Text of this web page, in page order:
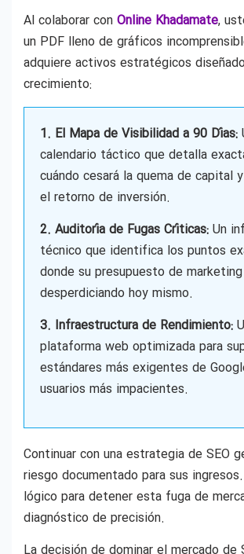
Al colaborar con Online Khadamate,
un PDF lleno de gráficos
adquiere activos estratégicos
crecimiento:
1. El Mapa de Visibilidad a 90 Días:
calendario táctico que detalla
cuándo cesará la quema de capital
el retorno de inversión.
2. Auditoría de Fugas Críticas: Un
técnico que identifica los puntos
donde su presupuesto de
desperdiciando hoy mismo.
3. Infraestructura de Rendimiento:
plataforma web optimizada para
estándares más exigentes de
usuarios más impacientes.
Continuar con una estrategia de SEO
riesgo documentado para sus
lógico para detener esta fuga de
diagnóstico de precisión.